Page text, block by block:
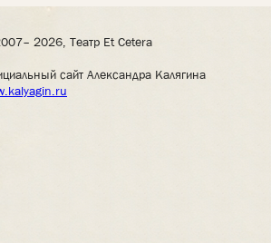
2026, Театр Et Cetera
сайт Александра Калягина